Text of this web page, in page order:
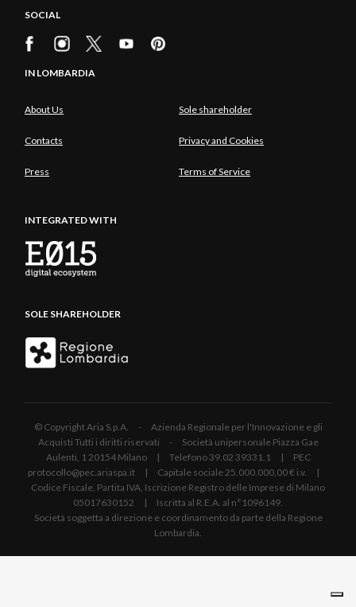
SOCIAL
IN LOMBARDIA
About Us Sole shareholder
Contacts Privacy and Cookies
Press Terms of Service
INTEGRATED WITH
SOLE SHAREHOLDER
© Copyright Aria S.p.A. - Azienda Regionale per l'Innovazione e gli
Acquisti Tutti i diritti riservati - Società unipersonale Piazza Gae
Aulenti, 1 20154 Milano | Telefono 39.02 39331.1 | PEC
protocollo@pec.ariaspa.it | Capitale sociale 25.000.000,00 € i.v. |
Codice Fiscale, Partita IVA, Iscrizione Registro delle Imprese di Milano
05017630152 | Iscritta al R.E.A. al n°1096149.
Società soggetta a direzione e coordinamento da parte della Regione
Lombardia.